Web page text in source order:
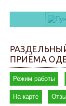
ПРИЁМА
Режим работы
На карте